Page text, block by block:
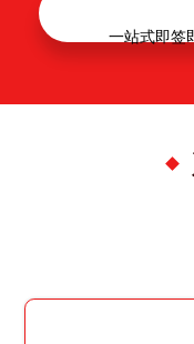
一站式即签